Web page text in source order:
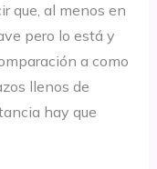
que, al menos en
pero lo está y
a como
llenos de
hay que